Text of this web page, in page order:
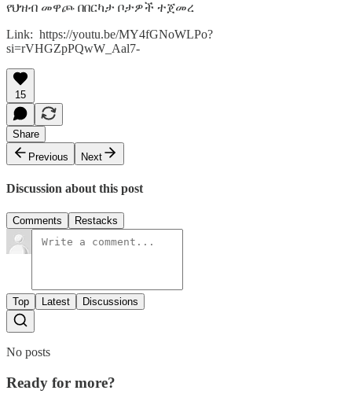
የህዝብ መዋጮ በበርካታ ቦታዎች ተጀመረ
Link: https://youtu.be/MY4fGNoWLPo?
si=rVHGZpPQwW_Aal7-
15
Share
Previous
Next
Discussion about this post
Comments Restacks
Top Latest Discussions
No posts
Ready for more?